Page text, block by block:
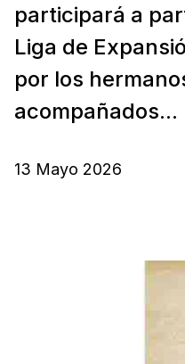
participará a
Liga de
por los
acompañados...
13 Mayo 2026